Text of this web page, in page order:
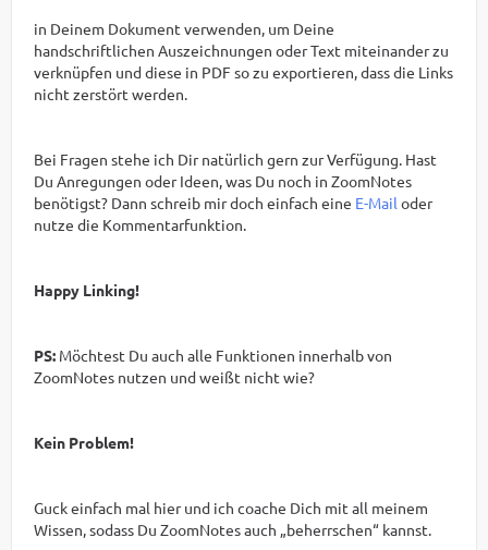
in Deinem Dokument verwenden, um Deine
handschriftlichen Auszeichnungen oder Text miteinander zu
verknüpfen und diese in PDF so zu exportieren, dass die Links
nicht zerstört werden.
Bei Fragen stehe ich Dir natürlich gern zur Verfügung. Hast
Du Anregungen oder Ideen, was Du noch in ZoomNotes
benötigst? Dann schreib mir doch einfach eine E-Mail oder
nutze die Kommentarfunktion.
Happy Linking!
PS: Möchtest Du auch alle Funktionen innerhalb von
ZoomNotes nutzen und weißt nicht wie?
Kein Problem!
Guck einfach mal hier und ich coache Dich mit all meinem
Wissen, sodass Du ZoomNotes auch „beherrschen“ kannst.